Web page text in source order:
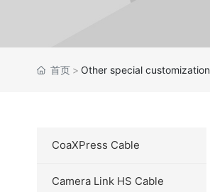
首页 Other special customization
CoaXPress Cable
Camera Link HS Cable